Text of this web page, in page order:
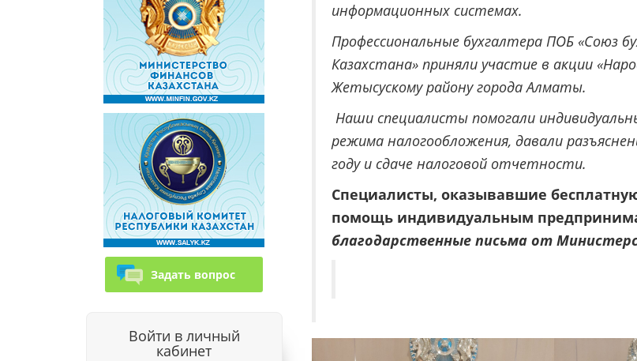
Задать вопрос
Войти в личный
кабинет
информационных системах.
Профессиональные бухгалтера ПОБ «Союз
Казахстана» приняли участие в акции
Жетысускому району города Алматы.
Наши специалисты помогали
режима налогообложения, давали
году и сдаче налоговой отчетности.
Специалисты, оказывавшие
помощь индивидуальным
благодарственные письма от